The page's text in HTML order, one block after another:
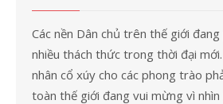
Các nền Dân chủ trên thế giới
nhiều thách thức trong thời đại
nhân cổ xúy cho các phong trào
toàn thế giới đang vui mừng vì nhìn